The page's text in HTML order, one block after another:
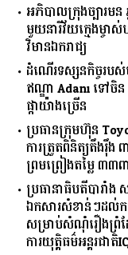
អភិបាលក្រុងច្បារមន
មួយនារីវ័យក្មេងម្ចា
វិមានឯករាជ្យ
ដំណើរទស្សនកិច្ចរប
ឥណ្ឌា Adani ទៅចិន
ផ្កាយ៉ាងច្រើន
ប្រធានក្រុមហ៊ុន
ការត្រួតពិនិត្យតឹងរ៉ឹង ព
ព្រមព្រៀងតម្លៃ ៣៣ព
ប្រធានាធិបតីបារាំង
ឯកសារសំខាន់ៗដល់ក
សម្រាប់សំណុំរឿងព្រំ
ការយុតិ្តធម៌អន្តរជាតិ